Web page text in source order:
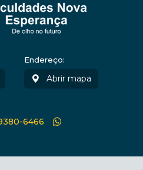
Endereço:
Abrir mapa
6466